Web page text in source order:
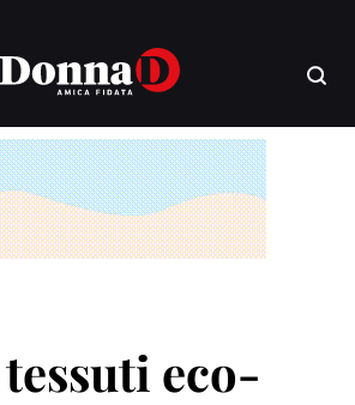
eco-